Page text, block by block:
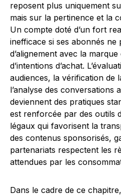
reposent plus uniquement
mais sur la pertinence et la
Un compte doté d’un fort
inefficace si ses abonnés ne
d’alignement avec la
d’intentions d’achat.
audiences, la vérification de
l’analyse des conversations
deviennent des pratiques
est renforcée par des outils
légaux qui favorisent la
des contenus sponsorisés,
partenariats respectent les
attendues par les
Dans le cadre de ce